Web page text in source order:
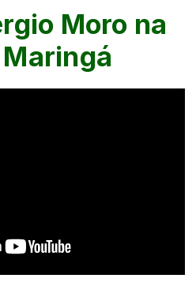
Moro na